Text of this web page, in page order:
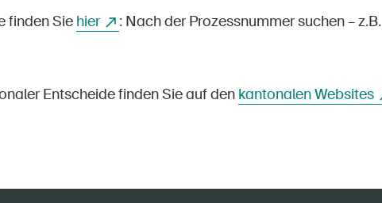
finden Sie hier
: Nach der Prozessnummer suchen – z.B.
Entscheide finden Sie auf den kantonalen Websites